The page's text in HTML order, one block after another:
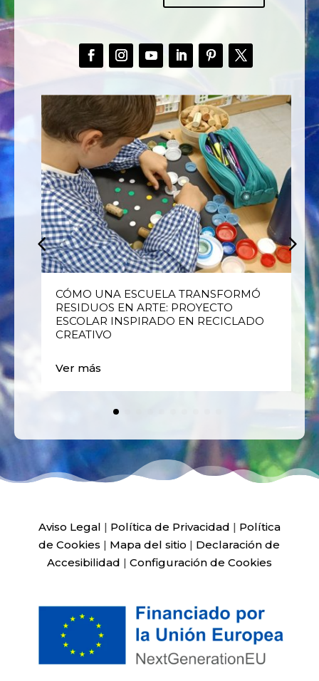
CÓMO UNA ESCUELA TRANSFORMÓ
RESIDUOS EN ARTE: PROYECTO
ESCOLAR INSPIRADO EN RECICLADO
CREATIVO
Ver más
Aviso Legal | Política de Privacidad | Política
de Cookies | Mapa del sitio | Declaración de
Accesibilidad | Configuración de Cookies